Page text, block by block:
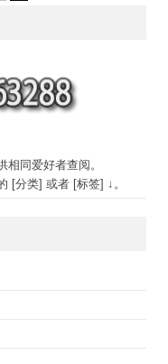
同爱好者查阅。
分类] 或者 [标签] ↓。